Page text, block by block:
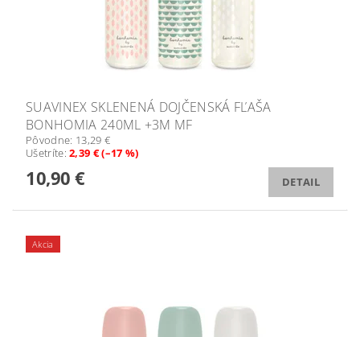
SUAVINEX SKLENENÁ DOJČENSKÁ FĽAŠA
BONHOMIA 240ML +3M MF
Pôvodne: 13,29 €
Ušetríte:2,39 € (–17 %)
10,90 € DETAIL
Akcia